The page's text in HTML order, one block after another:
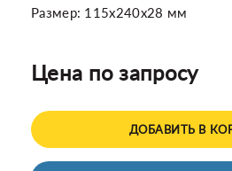
Размер: 115x240x28 мм
Цена по запросу
ДОБАВИТЬ В